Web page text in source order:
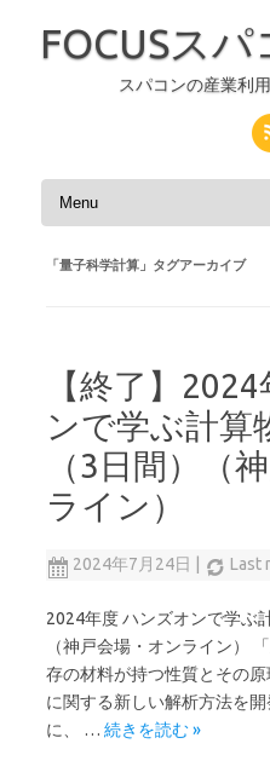
FOCUSス
スパコンの産業利
コンテンツへスキップ
「量子科学計算 」タグアーカイブ
【終了】
ンで学ぶ計算
（3日間）（
ライン）
2024年7月24日 Last
2024年度 ハンズオンで学ぶ
（神戸会場・オンライン）
存の材料が持つ性質とその
に関する新しい解析方法を
に、 … 続きを読む »